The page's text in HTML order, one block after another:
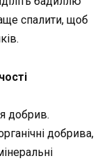
спалити, щоб
добрив.
добрива,